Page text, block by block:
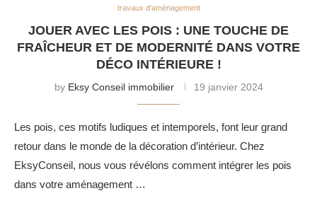
travaux d'aménagement
JOUER AVEC LES POIS : UNE TOUCHE DE
FRAÎCHEUR ET DE MODERNITÉ DANS VOTRE
DÉCO INTÉRIEURE !
by Eksy Conseil immobilier 19 janvier 2024
Les pois, ces motifs ludiques et intemporels, font leur grand
retour dans le monde de la décoration d’intérieur. Chez
EksyConseil, nous vous révélons comment intégrer les pois
dans votre aménagement …